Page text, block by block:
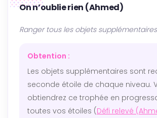
On n’oublie rien (Ahmed)
Ranger tous les objets
Obtention :
Les objets supplémentaires sont
seconde étoile de chaque niveau.
obtiendrez ce trophée en
toutes vos étoiles (Défi relevé